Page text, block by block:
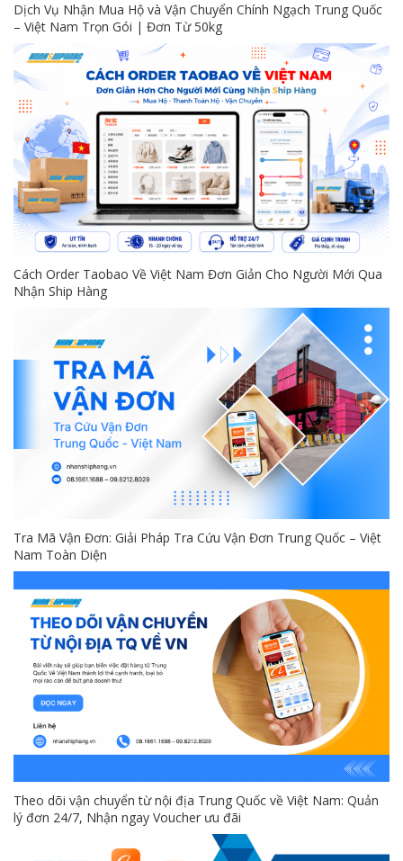
Dịch Vụ Nhận Mua Hộ và Vận Chuyển Chính Ngạch Trung Quốc
– Việt Nam Trọn Gói | Đơn Từ 50kg
Cách Order Taobao Về Việt Nam Đơn Giản Cho Người Mới Qua
Nhận Ship Hàng
Tra Mã Vận Đơn: Giải Pháp Tra Cứu Vận Đơn Trung Quốc – Việt
Nam Toàn Diện
Theo dõi vận chuyển từ nội địa Trung Quốc về Việt Nam: Quản
lý đơn 24/7, Nhận ngay Voucher ưu đãi